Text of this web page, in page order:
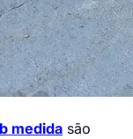
medida são